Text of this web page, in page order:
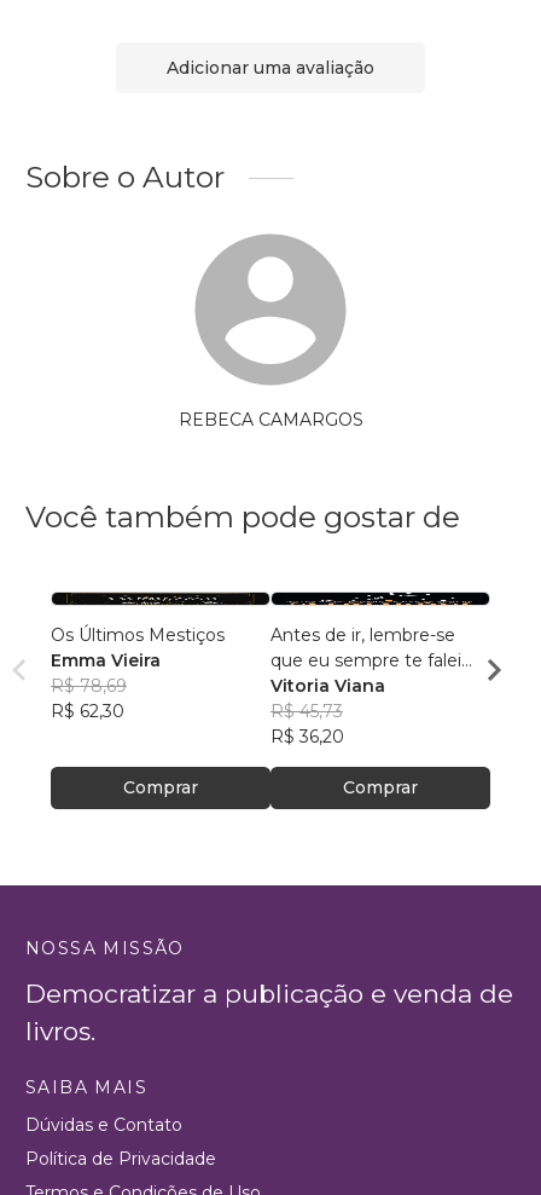
Adicionar uma avaliação
Sobre o Autor
REBECA CAMARGOS
Você também pode gostar de
Os Últimos Mestiços
Emma Vieira
R$ 78,69
R$ 62,30
Comprar
Antes de ir, lembre-se
que eu sempre te falei
que seria amor
Vitoria Viana
R$ 45,73
R$ 36,20
Comprar
José
NOSSA MISSÃO
Democratizar a publicação e venda de
livros.
SAIBA MAIS
Dúvidas e Contato
Política de Privacidade